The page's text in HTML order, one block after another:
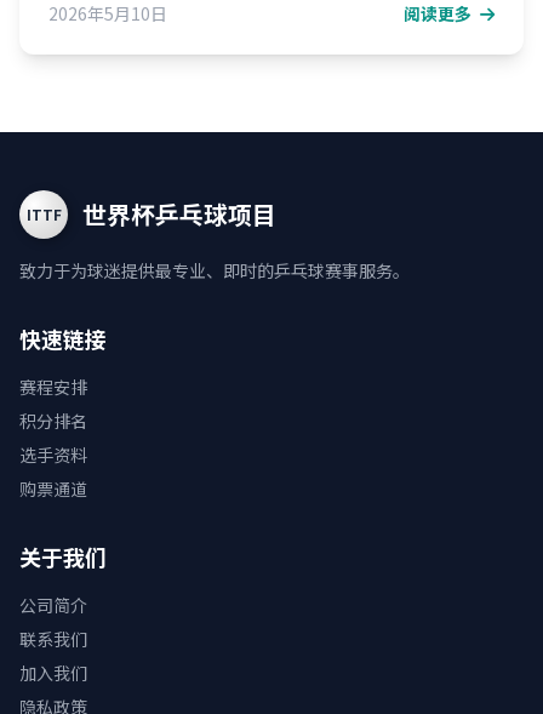
2026年5月10日
阅读更多
ITTF 世界杯乒乓球项目
致力于为球迷提供最专业、即时的乒乓球赛事服务。
快速链接
赛程安排
积分排名
选手资料
购票通道
关于我们
公司简介
联系我们
加入我们
隐私政策